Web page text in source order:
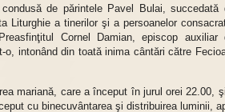
de părintele Pavel Bulai, succedată
Liturghie a tinerilor şi a persoanelor
Cornel Damian, episcop auxiliar
intonând din toată inima cântări către
mariană, care a început în jurul orei 22.00,
cu binecuvântarea şi distribuirea luminii,